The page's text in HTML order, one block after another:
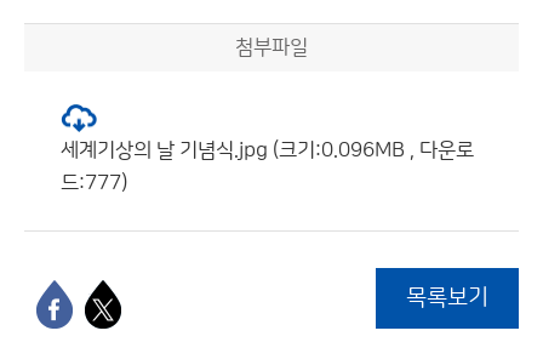
첨부파일
세계기상의 날 기념식.jpg (크기:0.096MB , 다운로
드:777)
목록보기